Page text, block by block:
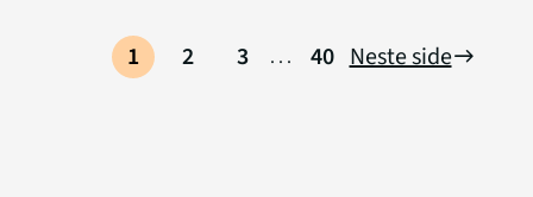
1 2 3 ... 40 Neste sideeast